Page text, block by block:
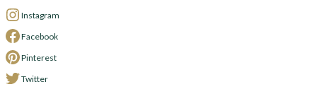
Instagram
Facebook
Pinterest
Twitter